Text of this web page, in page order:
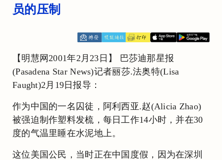
员的压制
【明慧网2001年2月23日】 巴莎迪那星报
(Pasadena Star News)记者丽莎.法奥特(Lisa
Faught)2月19日报导：
作为中国的一名囚徒，阿利西亚.赵(Alicia Zhao)
被强迫制作塑料发梳，每日工作14小时，并在30
度的气温里睡在水泥地上。
这位美国公民，当时正在中国度假，因为在深圳